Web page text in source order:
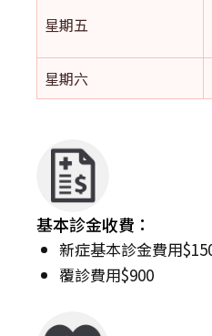
星期五
星期六
基本診金收費：
新症基本診金費用
覆診費用$900